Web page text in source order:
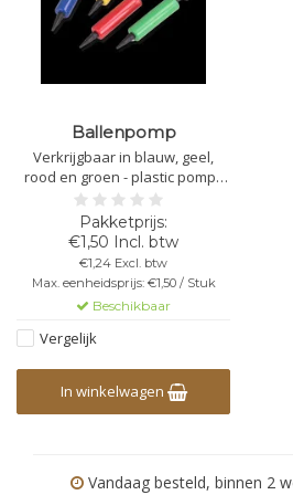
Ballenpomp
Verkrijgbaar in blauw, geel,
rood en groen - plastic pomp -
voor al uw opblaasartikelen
van PVC - voor het opblazen
van grote hoeveelheden
opblaasartikelen wordt een
compressor aangeraden
€1,50 Incl. btw
€1,24 Excl. btw
Max. eenheidsprijs: €1,50 / Stuk
Beschikbaar
Vergelijk
In winkelwagen
Vandaag besteld, binnen 2